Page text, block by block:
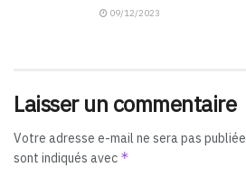
09/12/2023
Laisser un commentaire
Votre adresse e-mail ne sera pas
sont indiqués avec *